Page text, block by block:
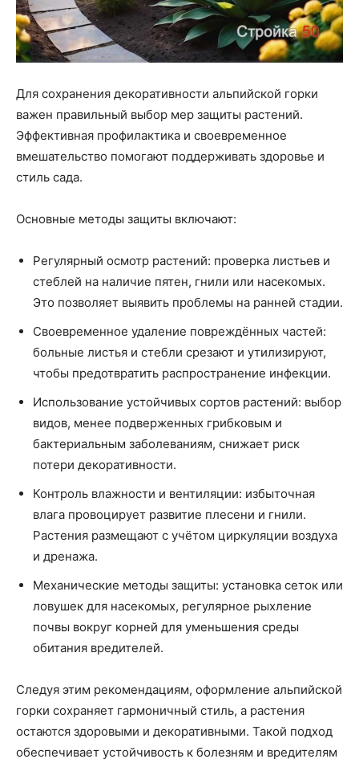
Для сохранения декоративности альпийской горки
важен правильный выбор мер защиты растений.
Эффективная профилактика и своевременное
вмешательство помогают поддерживать здоровье и
стиль сада.
Основные методы защиты включают:
Регулярный осмотр растений: проверка листьев и
стеблей на наличие пятен, гнили или насекомых.
Это позволяет выявить проблемы на ранней стадии.
Своевременное удаление повреждённых частей:
больные листья и стебли срезают и утилизируют,
чтобы предотвратить распространение инфекции.
Использование устойчивых сортов растений: выбор
видов, менее подверженных грибковым и
бактериальным заболеваниям, снижает риск
потери декоративности.
Контроль влажности и вентиляции: избыточная
влага провоцирует развитие плесени и гнили.
Растения размещают с учётом циркуляции воздуха
и дренажа.
Механические методы защиты: установка сеток или
ловушек для насекомых, регулярное рыхление
почвы вокруг корней для уменьшения среды
обитания вредителей.
Следуя этим рекомендациям, оформление альпийской
горки сохраняет гармоничный стиль, а растения
остаются здоровыми и декоративными. Такой подход
обеспечивает устойчивость к болезням и вредителям